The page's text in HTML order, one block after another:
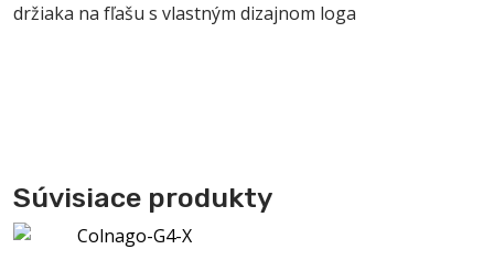
držiaka na fľašu s vlastným dizajnom loga
Súvisiace produkty